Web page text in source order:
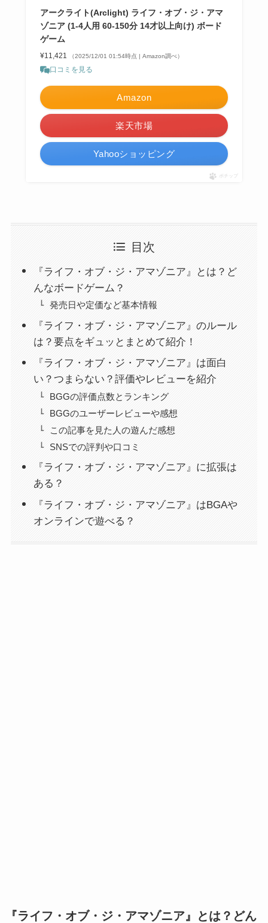
アークライト(Arclight) ライフ・オブ・ジ・アマ
ゾニア (1-4人用 60-150分 14才以上向け) ボード
ゲーム
¥11,421 （2025/12/01 01:54時点 | Amazon調べ）
口コミを見る
Amazon
楽天市場
Yahooショッピング
ポチップ
目次
『ライフ・オブ・ジ・アマゾニア』とは？ど
んなボードゲーム？
発売日や定価など基本情報
『ライフ・オブ・ジ・アマゾニア』のルール
は？要点をギュッとまとめて紹介！
『ライフ・オブ・ジ・アマゾニア』は面白
い？つまらない？評価やレビューを紹介
BGGの評価点数とランキング
BGGのユーザーレビューや感想
この記事を見た人の遊んだ感想
SNSでの評判や口コミ
『ライフ・オブ・ジ・アマゾニア』に拡張は
ある？
『ライフ・オブ・ジ・アマゾニア』はBGAや
オンラインで遊べる？
『ライフ・オブ・ジ・アマゾニア』とは？どん